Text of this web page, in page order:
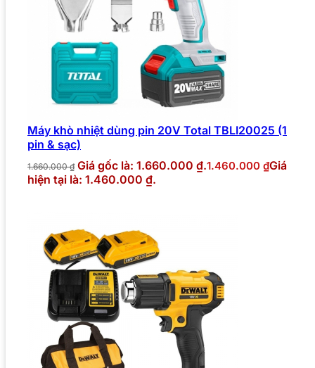
Máy khò nhiệt dùng pin 20V Total TBLI20025 (1
pin & sạc)
1.660.000₫ Giá gốc là: 1.660.000 ₫.1.460.000 ₫Giá
hiện tại là: 1.460.000 ₫.